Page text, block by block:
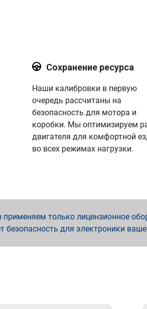
Сохранение ресурса
Наши калибровки в первую
очередь рассчитаны на
безопасность для мотора и
коробки. Мы оптимизируем
двигателя для комфортной
во всех режимах нагрузки.
только лицензионное
безопасность для электроники